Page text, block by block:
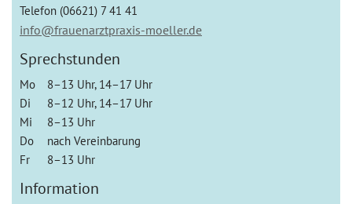
Telefon (06621) 7 41 41
info@frauenarztpraxis-moeller.de
Sprechstunden
Mo
8–13 Uhr, 14–17 Uhr
Di
8–12 Uhr, 14–17 Uhr
Mi
8–13 Uhr
Do
nach Vereinbarung
Fr
8–13 Uhr
Information